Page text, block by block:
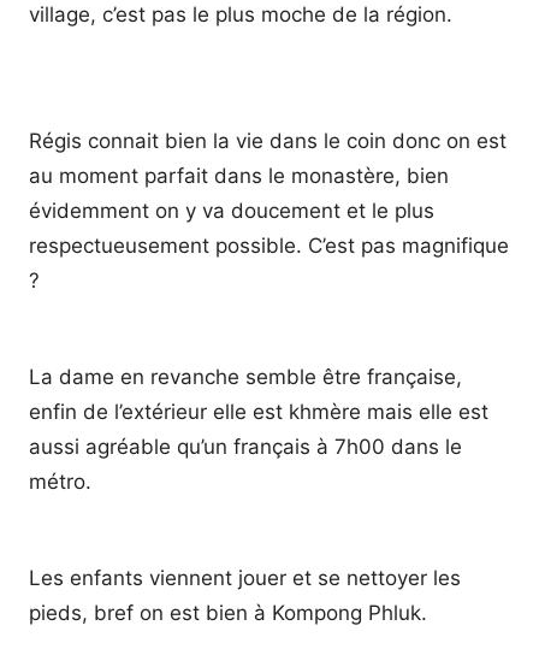
village, c’est pas le plus moche de la région.
Régis connait bien la vie dans le coin donc on est
au moment parfait dans le monastère, bien
évidemment on y va doucement et le plus
respectueusement possible. C’est pas magnifique
?
La dame en revanche semble être française,
enfin de l’extérieur elle est khmère mais elle est
aussi agréable qu’un français à 7h00 dans le
métro.
Les enfants viennent jouer et se nettoyer les
pieds, bref on est bien à Kompong Phluk.